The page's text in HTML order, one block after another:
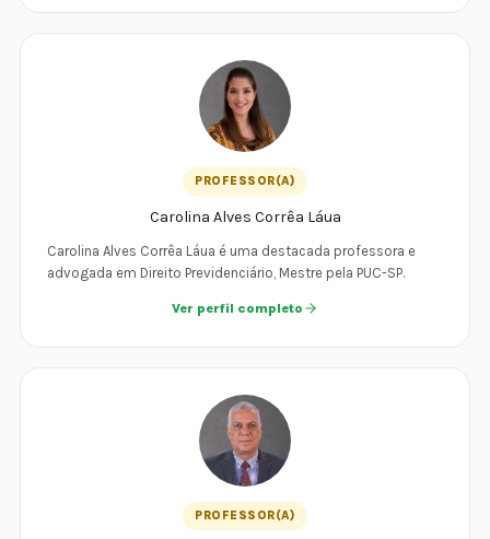
PROFESSOR(A)
Carolina Alves Corrêa Láua
Carolina Alves Corrêa Láua é uma destacada professora e
advogada em Direito Previdenciário, Mestre pela PUC-SP.
Ver perfil completo
PROFESSOR(A)